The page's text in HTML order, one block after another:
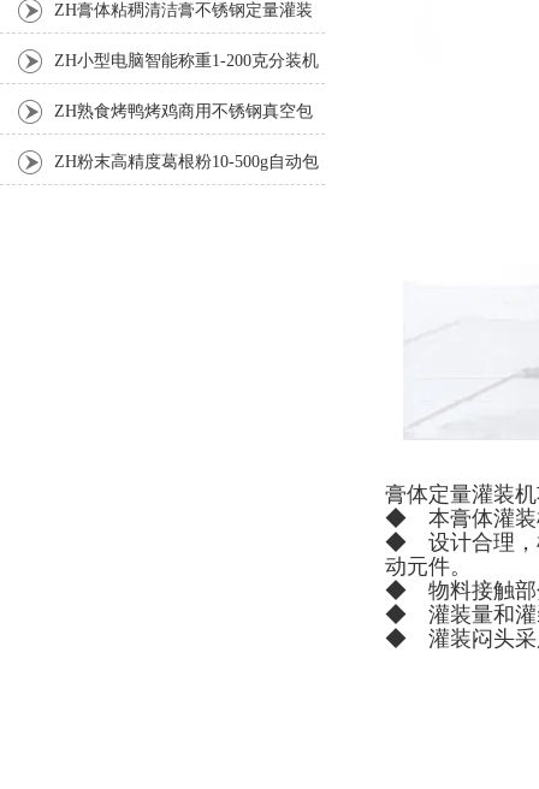
膏体定量灌装
◆ 本膏体灌装
◆ 设计合理，
动元件。
◆ 物料接触部
◆ 灌装量和灌
◆ 灌装闷头采
ZH膏体粘稠清洁膏不锈钢定量灌装
机厂家 ZH小型电脑智能称重1-200克分装机
ZH熟食烤鸭烤鸡商用不锈钢真空包
装机 ZH粉末高精度葛根粉10-500g自动包